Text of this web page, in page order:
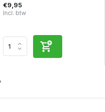
€9,95
Incl. btw